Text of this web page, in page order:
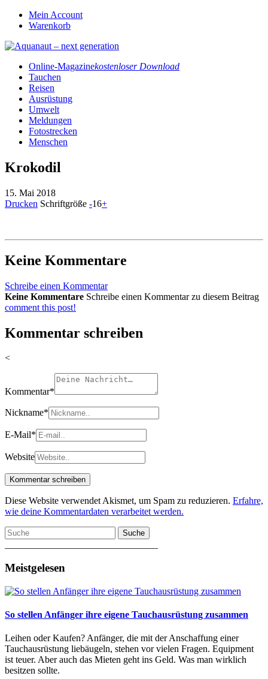
Mein Account
Warenkorb
Online-Magazinekostenloser Download
Tauchen
Reisen
Ausrüstung
Umwelt
Meldungen
Fotostrecken
Menschen
Krokodil
15. Mai 2018
Drucken Schriftgröße -16+
Keine Kommentare
Schreibe einen Kommentar
Keine Kommentare Schreibe einen Kommentar zu diesem Beitrag
comment this post!
Kommentar schreiben
<
Kommentar*
Nickname*
E-Mail*
Website
Diese Website verwendet Akismet, um Spam zu reduzieren. Erfahre,
wie deine Kommentardaten verarbeitet werden.
Suche
Meistgelesen
So stellen Anfänger ihre eigene Tauchausrüstung zusammen
Leihen oder Kaufen? Anfänger, die mit der Anschaffung einer
Tauchausrüstung liebäugeln, stehen vor vielen Fragen. Equipment
ist teuer. Aber auch das Mieten geht ins Geld. Was man wirklich
besitzen sollte.